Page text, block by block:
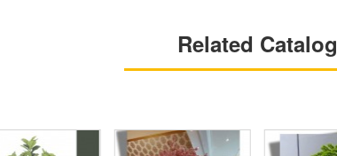
Related Catalog